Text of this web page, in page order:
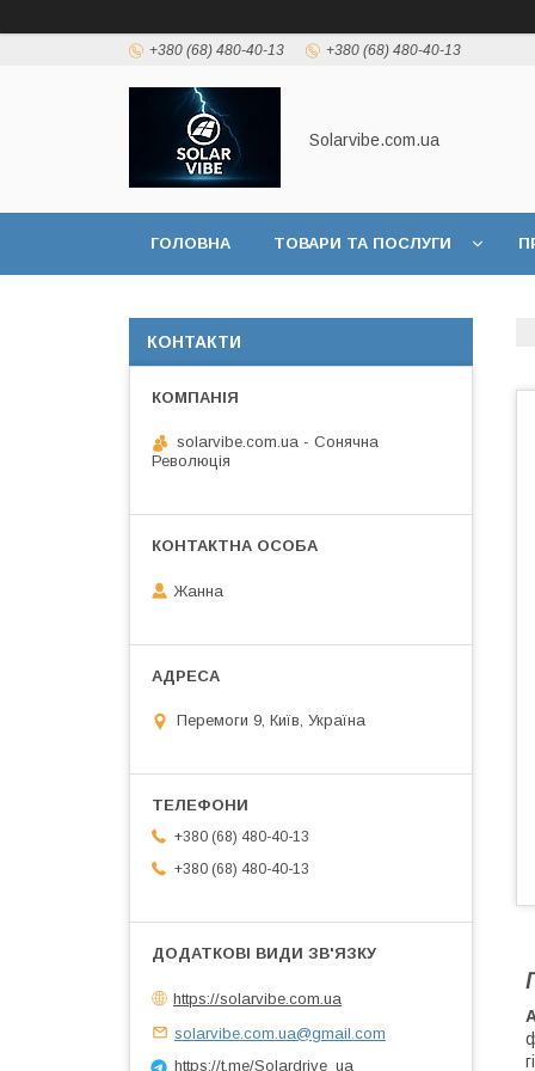
+380 (68) 480-40-13 +380 (68) 480-40-13
Solarvibe.com.ua
ГОЛОВНА ТОВАРИ ТА ПОСЛУГИ
КОНТАКТИ
solarvibe.com.ua - Сонячна
Революція
Жанна
Перемоги 9, Київ, Україна
+380 (68) 480-40-13
+380 (68) 480-40-13
https://solarvibe.com.ua
solarvibe.com.ua@gmail.com
https://t.me/Solardrive_ua